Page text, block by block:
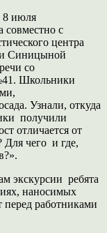
8 июля
совместно с
центра
Синицыной
со
Школьники
Узнали, откуда
получили
отличается от
Для чего и где,
экскурсии ребята
наносимых
перед работниками